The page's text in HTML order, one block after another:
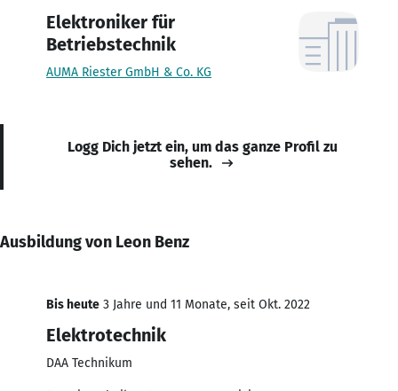
Elektroniker für
Betriebstechnik
AUMA Riester GmbH & Co. KG
Logg Dich jetzt ein, um das ganze Profil zu
sehen.
Ausbildung von Leon Benz
Bis heute 3 Jahre und 11 Monate, seit Okt. 2022
Elektrotechnik
DAA Technikum